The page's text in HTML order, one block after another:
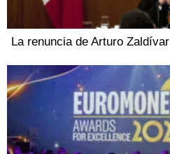
La renuncia de Arturo Zaldívar